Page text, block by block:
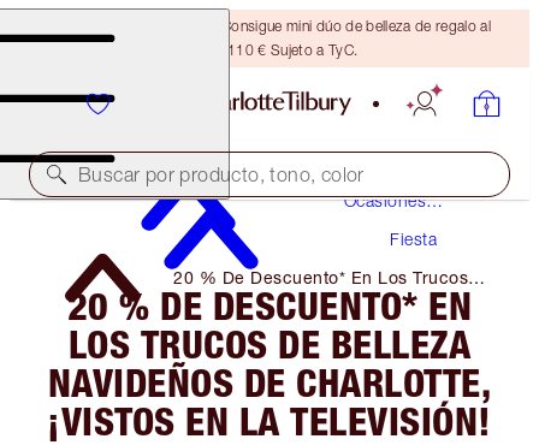
¡ÚLTIMA OPORTUNIDAD! Consigue mini dúo de belleza de regalo al
gastar 110 € Sujeto a TyC.
Buscar por producto, tono, color
Ocasiones
Fiesta
20 % De Descuento* En Los Trucos
De Belleza Navideños De Charlotte,
¡Vistos En La Televisión!
20 % DE DESCUENTO* EN
LOS TRUCOS DE BELLEZA
NAVIDEÑOS DE CHARLOTTE,
¡VISTOS EN LA TELEVISIÓN!